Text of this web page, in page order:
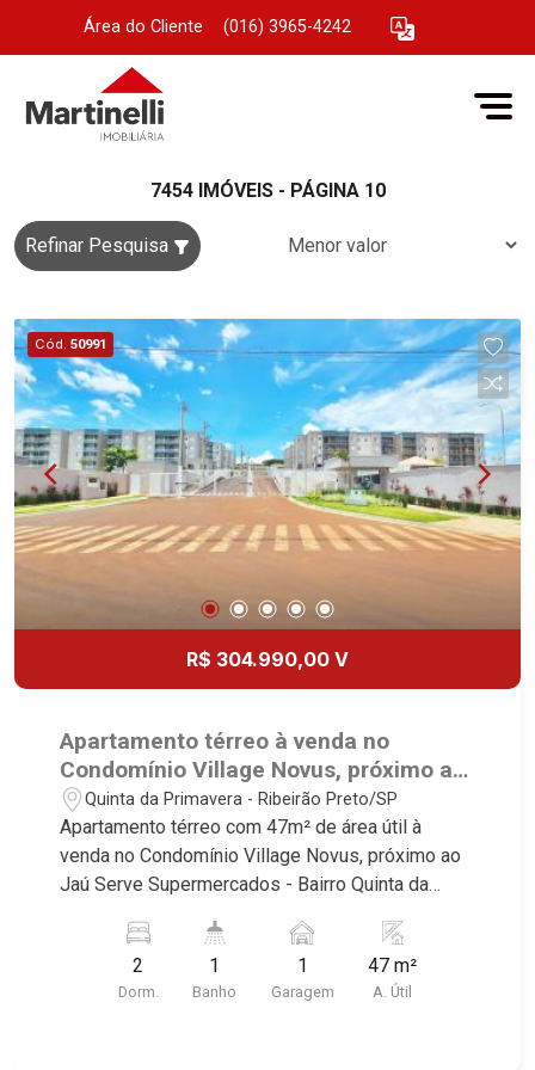
Área do Cliente (016) 3965-4242
7454 IMÓVEIS - PÁGINA 10
Refinar Pesquisa
Cód. 50991
R$ 304.990,00 V
Apartamento térreo à venda no
Condomínio Village Novus, próximo ao
Jaú Serve Supermercados - Ribeirão
Preto/SP.
Quinta da Primavera - Ribeirão Preto/SP
Apartamento térreo com 47m² de área útil à
venda no Condomínio Village Novus, próximo ao
Jaú Serve Supermercados - Bairro Quinta da
características deste imóvel que a Martinelli
Imobiliária selecionou para você: - 47m² de área
útil - 2 dormitórios - Banheiro social - Sala 2
2
Dorm.
1
Banho
1
Garagem
47 m²
A. Útil